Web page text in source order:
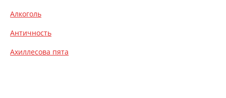
Алкоголь
Античность
Ахиллесова пята